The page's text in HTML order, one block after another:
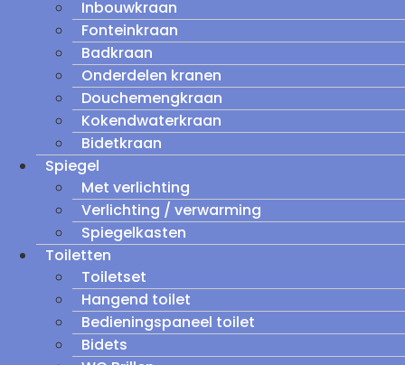
Inbouwkraan
Fonteinkraan
Badkraan
Onderdelen kranen
Douchemengkraan
Kokendwaterkraan
Bidetkraan
Spiegel
Met verlichting
Verlichting / verwarming
Spiegelkasten
Toiletten
Toiletset
Hangend toilet
Bedieningspaneel toilet
Bidets